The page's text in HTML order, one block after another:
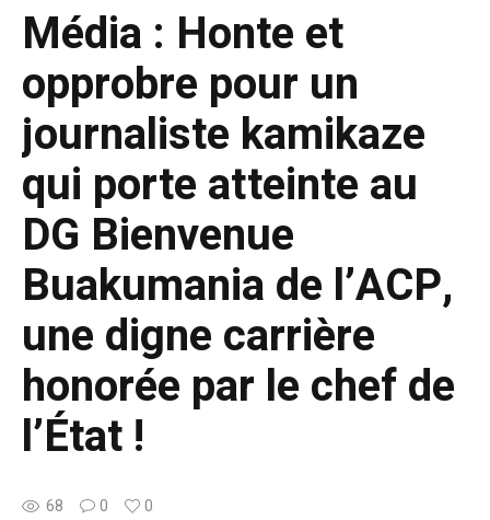
Média : Honte et
opprobre pour un
journaliste kamikaze
qui porte atteinte au
DG Bienvenue
Buakumania de l’ACP,
une digne carrière
honorée par le chef de
l’État !
68 0 0